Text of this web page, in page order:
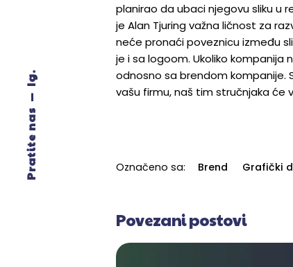
Pratite nas
Ig.
planirao da ubaci njegovu sliku u
je Alan Tjuring važna ličnost za
neće pronaći poveznicu između
je i sa logoom. Ukoliko
odnosno sa brendom kompanije.
vašu firmu, naš tim stručnjaka će
Označeno sa: Brend Grafički
Povezani postovi